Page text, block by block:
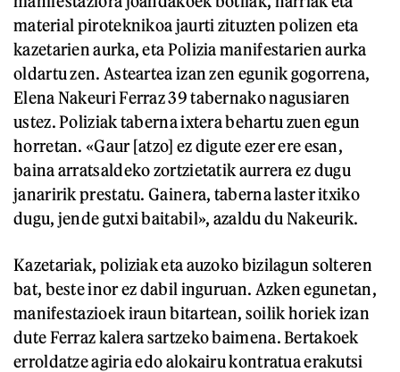
material piroteknikoa jaurti zituzten polizen eta
kazetarien aurka, eta Polizia manifestarien aurka
oldartu zen. Asteartea izan zen egunik gogorrena,
Elena Nakeuri Ferraz 39 tabernako nagusiaren
ustez. Poliziak taberna ixtera behartu zuen egun
horretan. «Gaur [atzo] ez digute ezer ere esan,
baina arratsaldeko zortzietatik aurrera ez dugu
janaririk prestatu. Gainera, taberna laster itxiko
dugu, jende gutxi baitabil», azaldu du Nakeurik.
Kazetariak, poliziak eta auzoko bizilagun solteren
bat, beste inor ez dabil inguruan. Azken egunetan,
manifestazioek iraun bitartean, soilik horiek izan
dute Ferraz kalera sartzeko baimena. Bertakoek
erroldatze agiria edo alokairu kontratua erakutsi